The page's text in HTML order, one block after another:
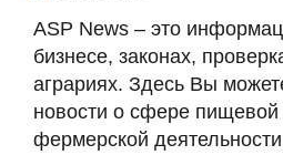
ASP News – это
бизнесе, законах,
аграриях. Здесь Вы
новости о сфере
фермерской